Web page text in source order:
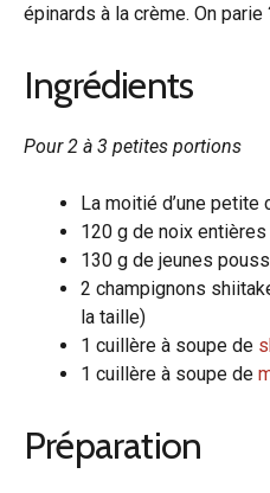
épinards à la crème. On parie
Ingrédients
Pour 2 à 3 petites portions
La moitié d’une petite
120 g de noix
130 g de jeunes
2 champignons
la taille)
1 cuillère à soupe de
1 cuillère à soupe de
Préparation